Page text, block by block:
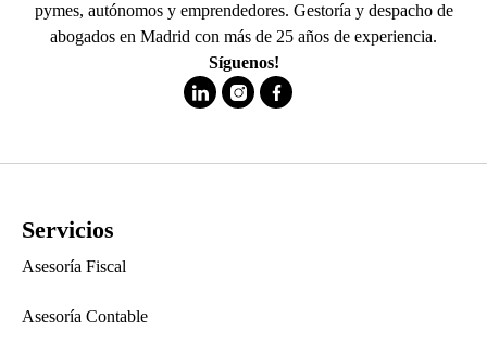
pymes, autónomos y emprendedores. Gestoría y despacho de
abogados en Madrid con más de 25 años de experiencia.
Síguenos!
Servicios
Asesoría Fiscal
Asesoría Contable